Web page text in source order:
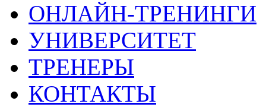
ОНЛАЙН-ТРЕНИНГИ
УНИВЕРСИТЕТ
ТРЕНЕРЫ
КОНТАКТЫ